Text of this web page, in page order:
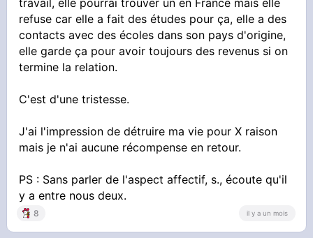
travail, elle pourrai trouver un en France mais elle
refuse car elle a fait des études pour ça, elle a des
contacts avec des écoles dans son pays d'origine,
elle garde ça pour avoir toujours des revenus si on
termine la relation.
C'est d'une tristesse.
J'ai l'impression de détruire ma vie pour X raison
mais je n'ai aucune récompense en retour.
PS : Sans parler de l'aspect affectif, s., écoute qu'il
y a entre nous deux.
8 il y a un mois